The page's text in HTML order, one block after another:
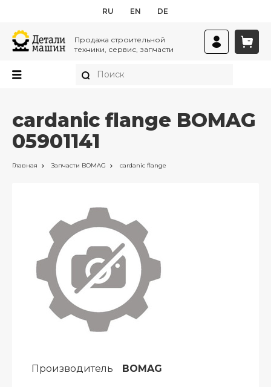
RU EN DE
Продажа строительной
техники, сервис, запчасти
cardanic flange BOMAG
05901141
Главная Запчасти BOMAG cardanic flange
Производитель BOMAG